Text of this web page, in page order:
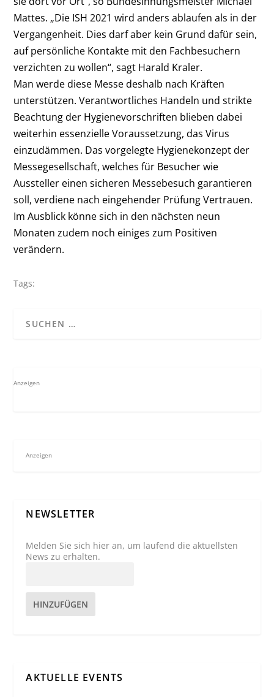
Mattes. „Die ISH 2021 wird anders ablaufen als in der
Vergangenheit. Dies darf aber kein Grund dafür sein,
auf persönliche Kontakte mit den Fachbesuchern
verzichten zu wollen“, sagt Harald Kraler.
Man werde diese Messe deshalb nach Kräften
unterstützen. Verantwortliches Handeln und strikte
Beachtung der Hygienevorschriften blieben dabei
weiterhin essenzielle Voraussetzung, das Virus
einzudämmen. Das vorgelegte Hygienekonzept der
Messegesellschaft, welches für Besucher wie
Aussteller einen sicheren Messebesuch garantieren
soll, verdiene nach eingehender Prüfung Vertrauen.
Im Ausblick könne sich in den nächsten neun
Monaten zudem noch einiges zum Positiven
verändern.
Tags:
Anzeigen
Anzeigen
NEWSLETTER
Melden Sie sich hier an, um laufend die aktuellsten
News zu erhalten.
HINZUFÜGEN
AKTUELLE EVENTS